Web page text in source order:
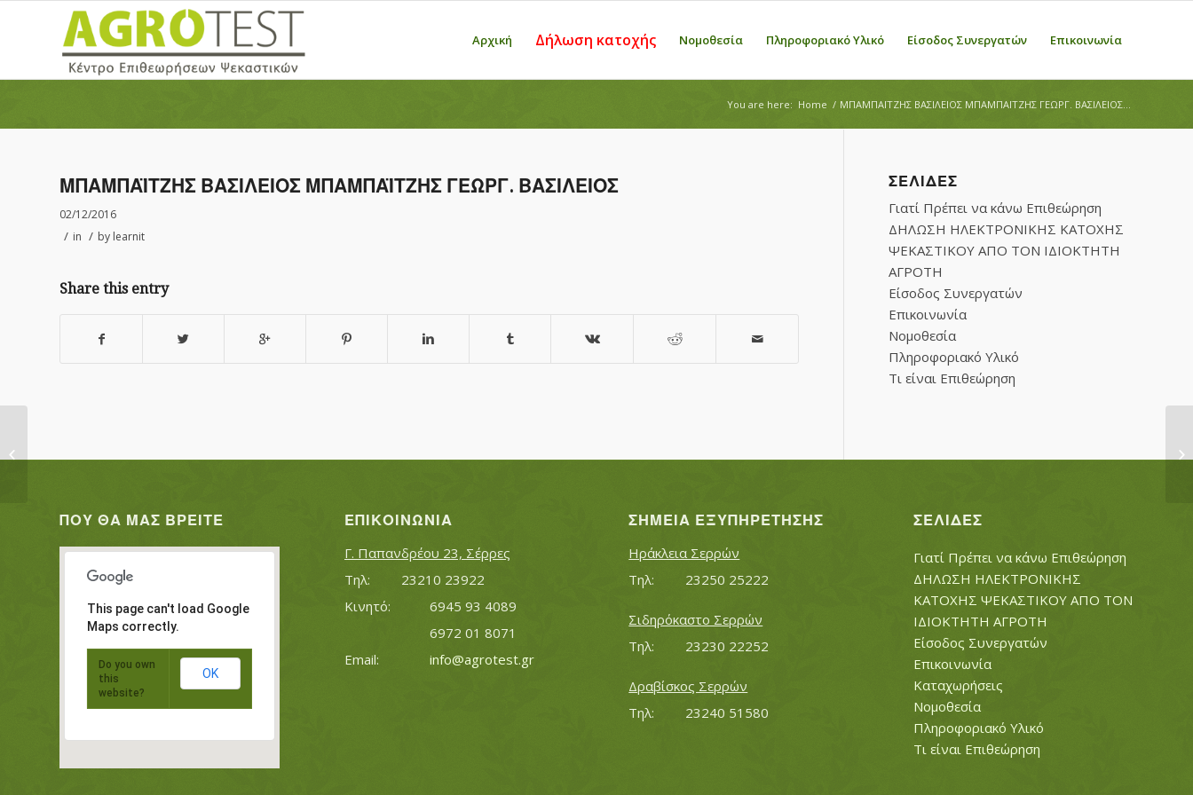
Αρχική Δήλωση κατοχής Νομοθεσία Πληροφοριακό Υλικό Είσοδος Συνεργατών Επικοινωνία
You are here: Home / ΜΠΑΜΠΑΪΤΖΗΣ ΒΑΣΙΛΕΙΟΣ ΜΠΑΜΠΑΪΤΖΗΣ ΓΕΩΡΓ. ΒΑΣΙΛΕΙΟΣ...
ΜΠΑΜΠΑΪΤΖΗΣ ΒΑΣΙΛΕΙΟΣ ΜΠΑΜΠΑΪΤΖΗΣ ΓΕΩΡΓ. ΒΑΣΙΛΕΙΟΣ
02/12/2016
/ in / by learnit
Share this entry
ΣΕΛΊΔΕΣ
Γιατί Πρέπει να κάνω Επιθεώρηση
ΔΗΛΩΣΗ ΗΛΕΚΤΡΟΝΙΚΗΣ ΚΑΤΟΧΗΣ
ΨΕΚΑΣΤΙΚΟΥ ΑΠΟ ΤΟΝ ΙΔΙΟΚΤΗΤΗ
ΑΓΡΟΤΗ
Είσοδος Συνεργατών
Επικοινωνία
Νομοθεσία
Πληροφοριακό Υλικό
Τι είναι Επιθεώρηση
ΠΟΥ ΘΑ ΜΑΣ ΒΡΕΊΤΕ
This page can't load Google
Maps correctly.
Do you own
this
website?
OK
ΕΠΙΚΟΙΝΩΝΊΑ
Γ. Παπανδρέου 23, Σέρρες
Τηλ:		23210 23922
Κινητό:		6945 93 4089
			6972 01 8071
info@agrotest.gr
ΣΗΜΕΊΑ ΕΞΥΠΗΡΈΤΗΣΗΣ
Ηράκλεια Σερρών
Τηλ:		23250 25222
Σιδηρόκαστο Σερρών
Τηλ:		23230 22252
Δραβίσκος Σερρών
Τηλ:		23240 51580
ΣΕΛΊΔΕΣ
Γιατί Πρέπει να κάνω Επιθεώρηση
ΔΗΛΩΣΗ ΗΛΕΚΤΡΟΝΙΚΗΣ
ΚΑΤΟΧΗΣ ΨΕΚΑΣΤΙΚΟΥ ΑΠΟ ΤΟΝ
ΙΔΙΟΚΤΗΤΗ ΑΓΡΟΤΗ
Είσοδος Συνεργατών
Επικοινωνία
Καταχωρήσεις
Νομοθεσία
Πληροφοριακό Υλικό
Τι είναι Επιθεώρηση